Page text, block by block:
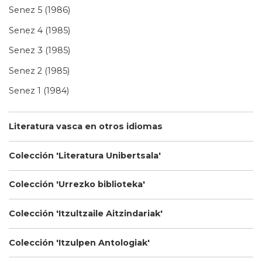
Senez 5 (1986)
Senez 4 (1985)
Senez 3 (1985)
Senez 2 (1985)
Senez 1 (1984)
Literatura vasca en otros idiomas
Colección 'Literatura Unibertsala'
Colección 'Urrezko biblioteka'
Colección 'Itzultzaile Aitzindariak'
Colección 'Itzulpen Antologiak'